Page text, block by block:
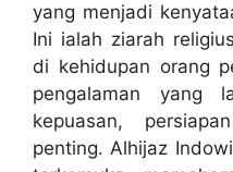
yang menjadi
Ini ialah ziarah
di kehidupan orang
pengalaman yang
kepuasan,
penting. Alhijaz